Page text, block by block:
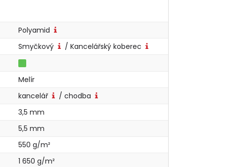
Polyamid
Smyčkový
/ Kancelářský koberec
Melír
kancelář
/ chodba
3,5 mm
5,5 mm
550 g/m²
1 650 g/m²